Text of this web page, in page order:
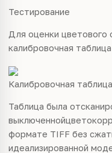
Тестирование
Для оценки цветового
калибровочная
Калибровочная
Таблица была
формате TIFF без
идеализированной